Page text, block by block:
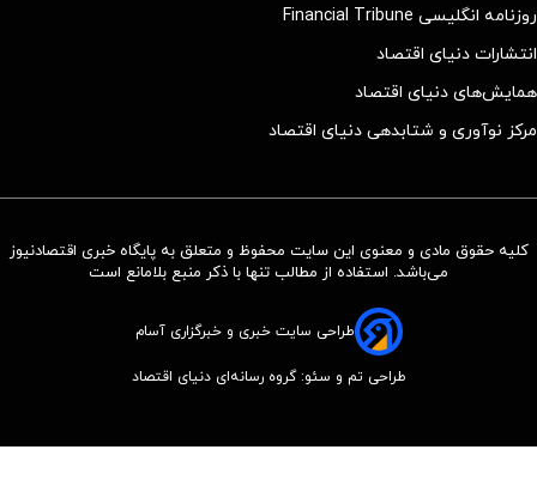
روزنامه انگلیسی Financial Tribune
انتشارات دنیای اقتصاد
همایش‌های دنیای اقتصاد
مرکز نوآوری و شتابدهی دنیای اقتصاد
کلیه حقوق مادی و معنوی این سایت محفوظ و متعلق به پایگاه خبری اقتصادنیوز
می‌باشد. استفاده از مطالب تنها با ذکر منبع بلامانع است
طراحی سایت خبری و خبرگزاری آسام
طراحی تم و سئو: گروه رسانه‌ای دنیای اقتصاد